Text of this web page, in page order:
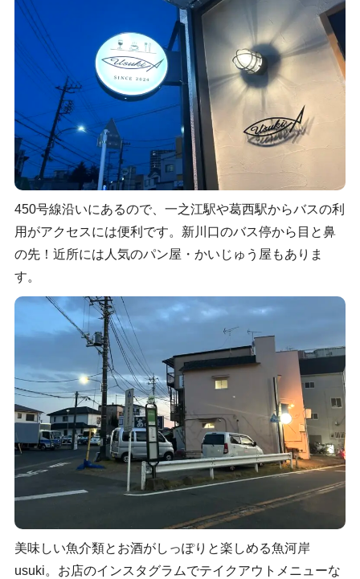
450号線沿いにあるので、一之江駅や葛西駅からバスの利
用がアクセスには便利です。新川口のバス停から目と鼻
の先！近所には人気のパン屋・かいじゅう屋もありま
す。
美味しい魚介類とお酒がしっぽりと楽しめる魚河岸
usuki。お店のインスタグラムでテイクアウトメニューな